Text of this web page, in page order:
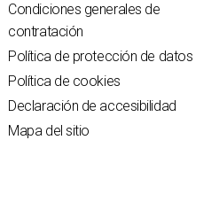
Condiciones generales de
contratación
Política de protección de datos
Política de cookies
Declaración de accesibilidad
Mapa del sitio